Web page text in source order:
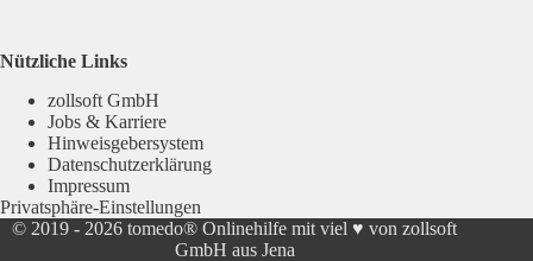
Nützliche Links
zollsoft GmbH
Jobs & Karriere
Hinweisgebersystem
Datenschutzerklärung
Impressum
Privatsphäre-Einstellungen
© 2019 - 2026tomedo® Onlinehilfe mit viel ♥ von zollsoft
GmbH aus Jena